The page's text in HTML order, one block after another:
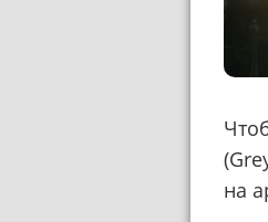
на